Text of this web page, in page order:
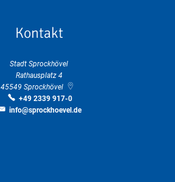
Kontakt
Stadt Sprockhövel
Rathausplatz 4
45549 Sprockhövel
+49 2339 917-0
info@sprockhoevel.de